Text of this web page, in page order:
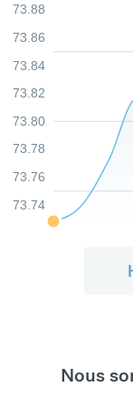
73.74
73.76
73.78
73.80
73.82
73.84
73.86
73.88
Nous